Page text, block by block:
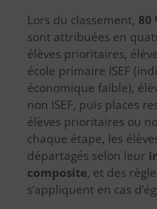
Lors du classement, 80
sont attribuées en
élèves prioritaires,
école primaire ISEF
économique faible),
non ISEF, puis places
élèves prioritaires ou
chaque étape, les
départagés selon leur
composite, et des
s’appliquent en cas